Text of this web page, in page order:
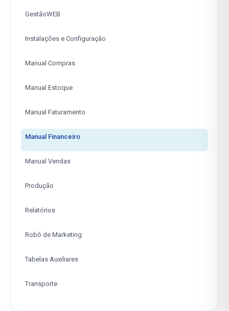
GestãoWEB
Instalações e Configuração
Manual Compras
Manual Estoque
Manual Faturamento
Manual Financeiro
Manual Vendas
Produção
Relatórios
Robô de Marketing
Tabelas Auxiliares
Transporte